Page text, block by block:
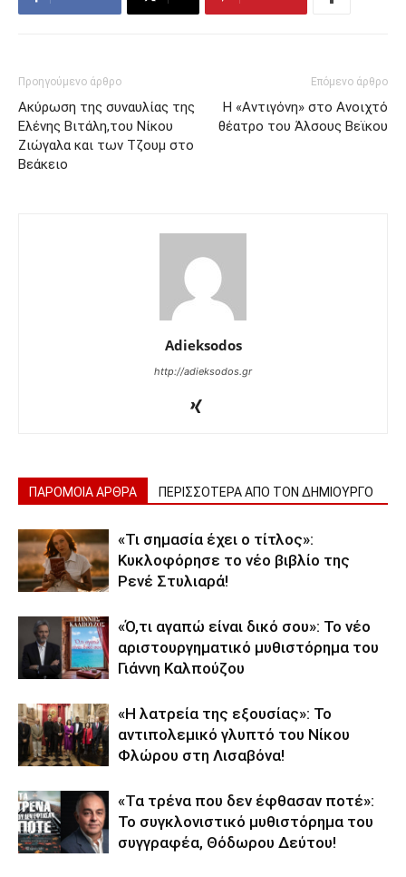
Προηγούμενο άρθρο
Ακύρωση της συναυλίας της
Ελένης Βιτάλη,του Νίκου
Ζιώγαλα και των Τζουμ στο
Βεάκειο
Επόμενο άρθρο
Η «Αντιγόνη» στο Ανοιχτό
θέατρο του Άλσους Βεϊκου
Adieksodos
http://adieksodos.gr
ΠΑΡΟΜΟΙΑ ΑΡΘΡΑ ΠΕΡΙΣΣΟΤΕΡΑ ΑΠΟ ΤΟΝ ΔΗΜΙΟΥΡΓΟ
«Τι σημασία έχει ο τίτλος»:
Κυκλοφόρησε το νέο βιβλίο της
Ρενέ Στυλιαρά!
«Ό,τι αγαπώ είναι δικό σου»: Το νέο
αριστουργηματικό μυθιστόρημα του
Γιάννη Καλπούζου
«Η λατρεία της εξουσίας»: Το
αντιπολεμικό γλυπτό του Νίκου
Φλώρου στη Λισαβόνα!
«Τα τρένα που δεν έφθασαν ποτέ»:
Το συγκλονιστικό μυθιστόρημα του
συγγραφέα, Θόδωρου Δεύτου!